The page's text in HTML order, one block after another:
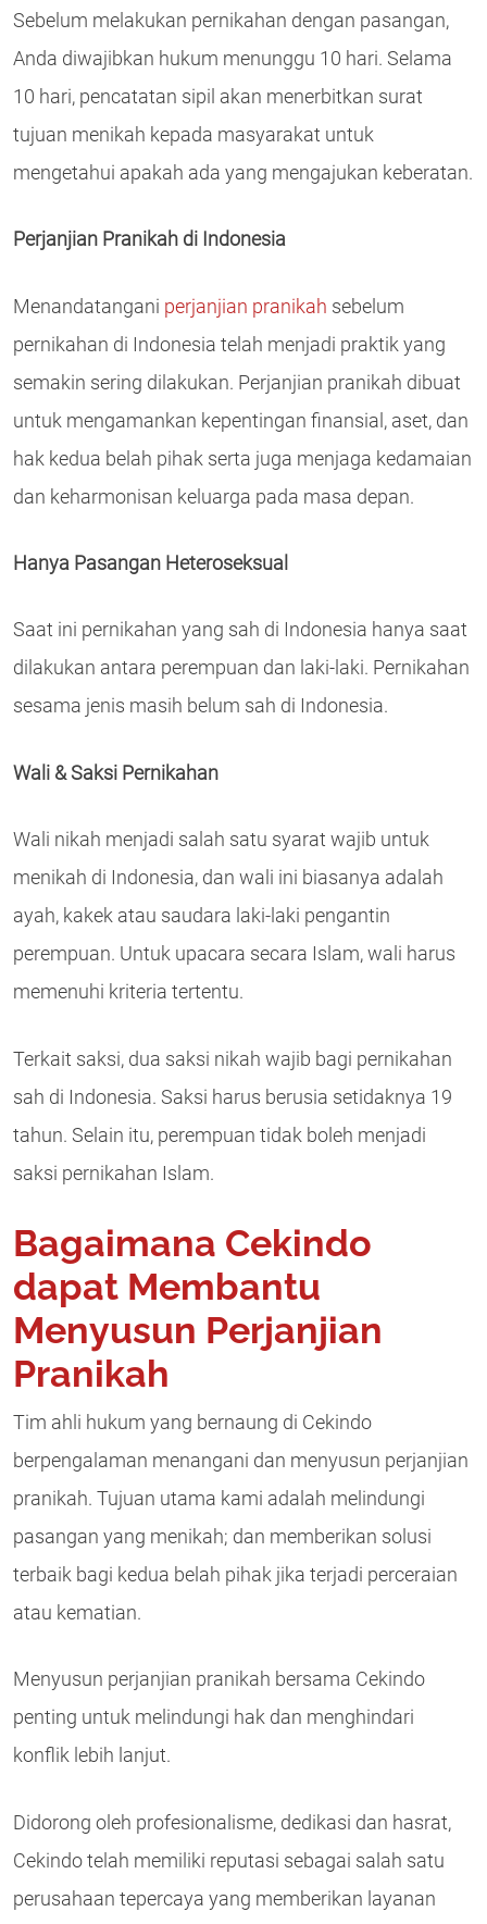
Sebelum melakukan pernikahan dengan pasangan,
Anda diwajibkan hukum menunggu 10 hari. Selama
10 hari, pencatatan sipil akan menerbitkan surat
tujuan menikah kepada masyarakat untuk
mengetahui apakah ada yang mengajukan keberatan.
Perjanjian Pranikah di Indonesia
Menandatangani perjanjian pranikah sebelum
pernikahan di Indonesia telah menjadi praktik yang
semakin sering dilakukan. Perjanjian pranikah dibuat
untuk mengamankan kepentingan finansial, aset, dan
hak kedua belah pihak serta juga menjaga kedamaian
dan keharmonisan keluarga pada masa depan.
Hanya Pasangan Heteroseksual
Saat ini pernikahan yang sah di Indonesia hanya saat
dilakukan antara perempuan dan laki-laki. Pernikahan
sesama jenis masih belum sah di Indonesia.
Wali & Saksi Pernikahan
Wali nikah menjadi salah satu syarat wajib untuk
menikah di Indonesia, dan wali ini biasanya adalah
ayah, kakek atau saudara laki-laki pengantin
perempuan. Untuk upacara secara Islam, wali harus
memenuhi kriteria tertentu.
Terkait saksi, dua saksi nikah wajib bagi pernikahan
sah di Indonesia. Saksi harus berusia setidaknya 19
tahun. Selain itu, perempuan tidak boleh menjadi
saksi pernikahan Islam.
Bagaimana Cekindo
dapat Membantu
Menyusun Perjanjian
Pranikah
Tim ahli hukum yang bernaung di Cekindo
berpengalaman menangani dan menyusun perjanjian
pranikah. Tujuan utama kami adalah melindungi
pasangan yang menikah; dan memberikan solusi
terbaik bagi kedua belah pihak jika terjadi perceraian
atau kematian.
Menyusun perjanjian pranikah bersama Cekindo
penting untuk melindungi hak dan menghindari
konflik lebih lanjut.
Didorong oleh profesionalisme, dedikasi dan hasrat,
Cekindo telah memiliki reputasi sebagai salah satu
perusahaan tepercaya yang memberikan layanan